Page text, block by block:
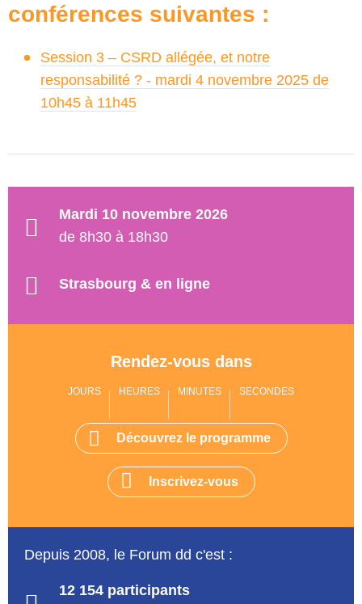
conférences suivantes :
Session 3 – CSRD allégée, et notre
responsabilité ? - mardi 4 novembre 2025 de
10h45 à 11h45
Mardi 10 novembre 2026
de 8h30 à 18h30
Strasbourg & en ligne
Rendez-vous dans
JOURS HEURES MINUTES SECONDES
Découvrez le programme
Inscrivez-vous
Depuis 2008, le Forum dd c'est :
12 154 participants